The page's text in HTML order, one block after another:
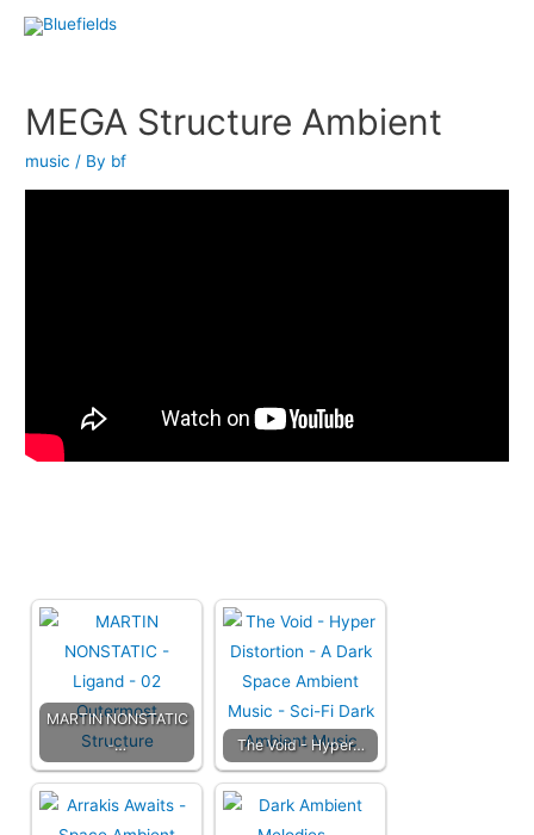
MEGA Structure Ambient
music / By bf
MARTIN NONSTATIC
-…
The Void - Hyper…